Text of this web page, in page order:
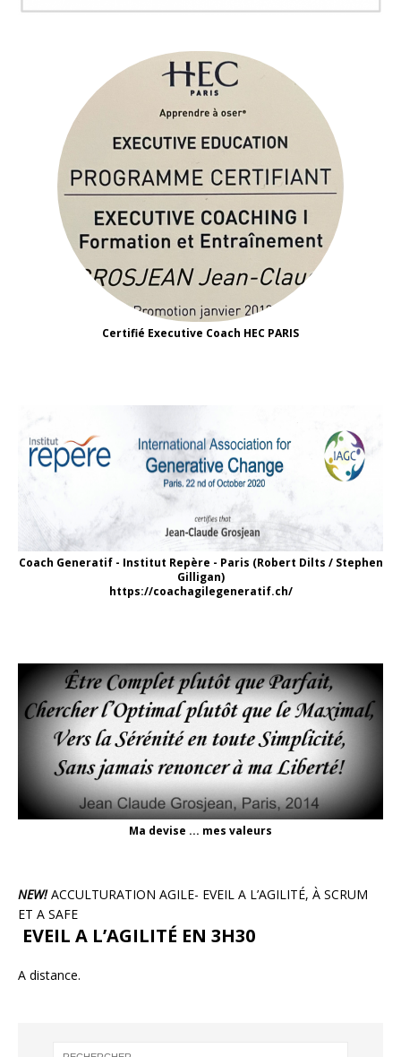
Certifié Executive Coach HEC PARIS
Coach Generatif - Institut Repère - Paris (Robert Dilts / Stephen
Gilligan)
https://coachagilegeneratif.ch/
Ma devise ... mes valeurs
NEW!ACCULTURATION AGILE- EVEIL A L’AGILITÉ, À SCRUM
ET A SAFE
EVEIL A L’AGILITÉ EN 3H30
A distance.